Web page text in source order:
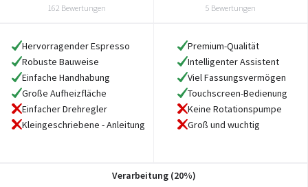
162 Bewertungen 5 Bewertungen
Hervorragender Espresso
Robuste Bauweise
Einfache Handhabung
Große Aufheizfläche
Einfacher Drehregler
Kleingeschriebene - Anleitung
Premium-Qualität
Intelligenter Assistent
Viel Fassungsvermögen
Touchscreen-Bedienung
Keine Rotationspumpe
Groß und wuchtig
Verarbeitung (20%)